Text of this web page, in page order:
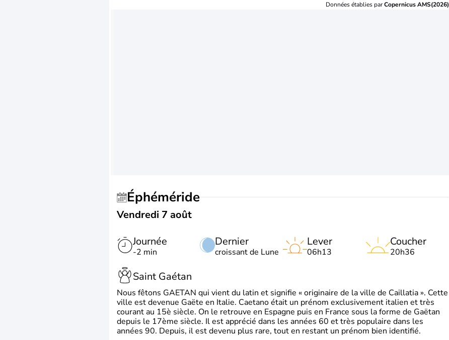
Données établies parCopernicus AMS(2026)
Éphéméride
Vendredi 7 août
Journée
-2 min
Dernier
croissant de Lune
Lever
06h13
Coucher
20h36
Saint Gaétan
Nous fêtons GAETAN qui vient du latin et signifie « originaire de la ville de Caillatia ». Cette
ville est devenue Gaëte en Italie. Caetano était un prénom exclusivement italien et très
courant au 15è siècle. On le retrouve en Espagne puis en France sous la forme de Gaëtan
depuis le 17ème siècle. Il est apprécié dans les années 60 et très populaire dans les
années 90. Depuis, il est devenu plus rare, tout en restant un prénom bien identifié.